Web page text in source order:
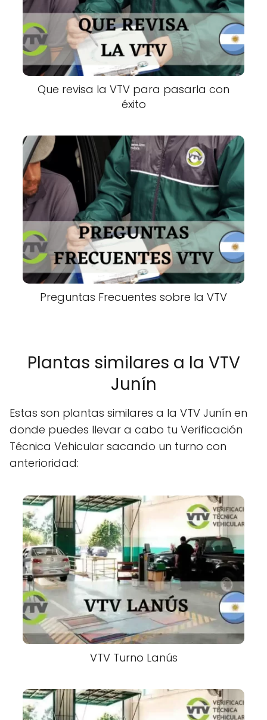
Que revisa la VTV para pasarla con
éxito
Preguntas Frecuentes sobre la VTV
Plantas similares a la VTV
Junín
Estas son plantas similares a la VTV Junín en
donde puedes llevar a cabo tu Verificación
Técnica Vehicular sacando un turno con
anterioridad:
VTV Turno Lanús